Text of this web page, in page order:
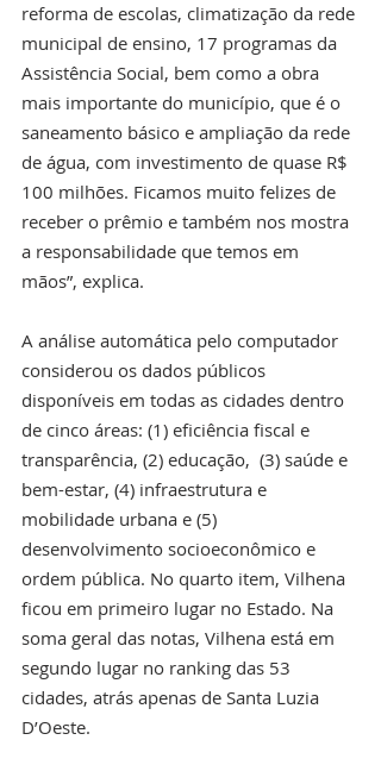
reforma de escolas, climatização da rede
municipal de ensino, 17 programas da
Assistência Social, bem como a obra
mais importante do município, que é o
saneamento básico e ampliação da rede
de água, com investimento de quase R$
100 milhões. Ficamos muito felizes de
receber o prêmio e também nos mostra
a responsabilidade que temos em
mãos”, explica.
A análise automática pelo computador
considerou os dados públicos
disponíveis em todas as cidades dentro
de cinco áreas: (1) eficiência fiscal e
transparência, (2) educação,  (3) saúde e
bem-estar, (4) infraestrutura e
mobilidade urbana e (5)
desenvolvimento socioeconômico e
ordem pública. No quarto item, Vilhena
ficou em primeiro lugar no Estado. Na
soma geral das notas, Vilhena está em
segundo lugar no ranking das 53
cidades, atrás apenas de Santa Luzia
D’Oeste.